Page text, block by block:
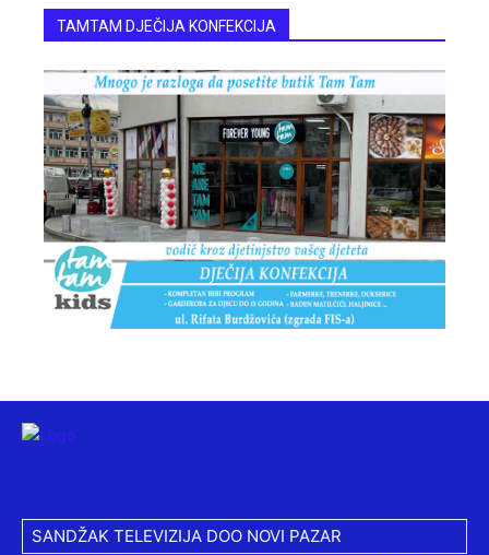
TAMTAM DJEČIJA KONFEKCIJA
SANDŽAK TELEVIZIJA DOO NOVI PAZAR